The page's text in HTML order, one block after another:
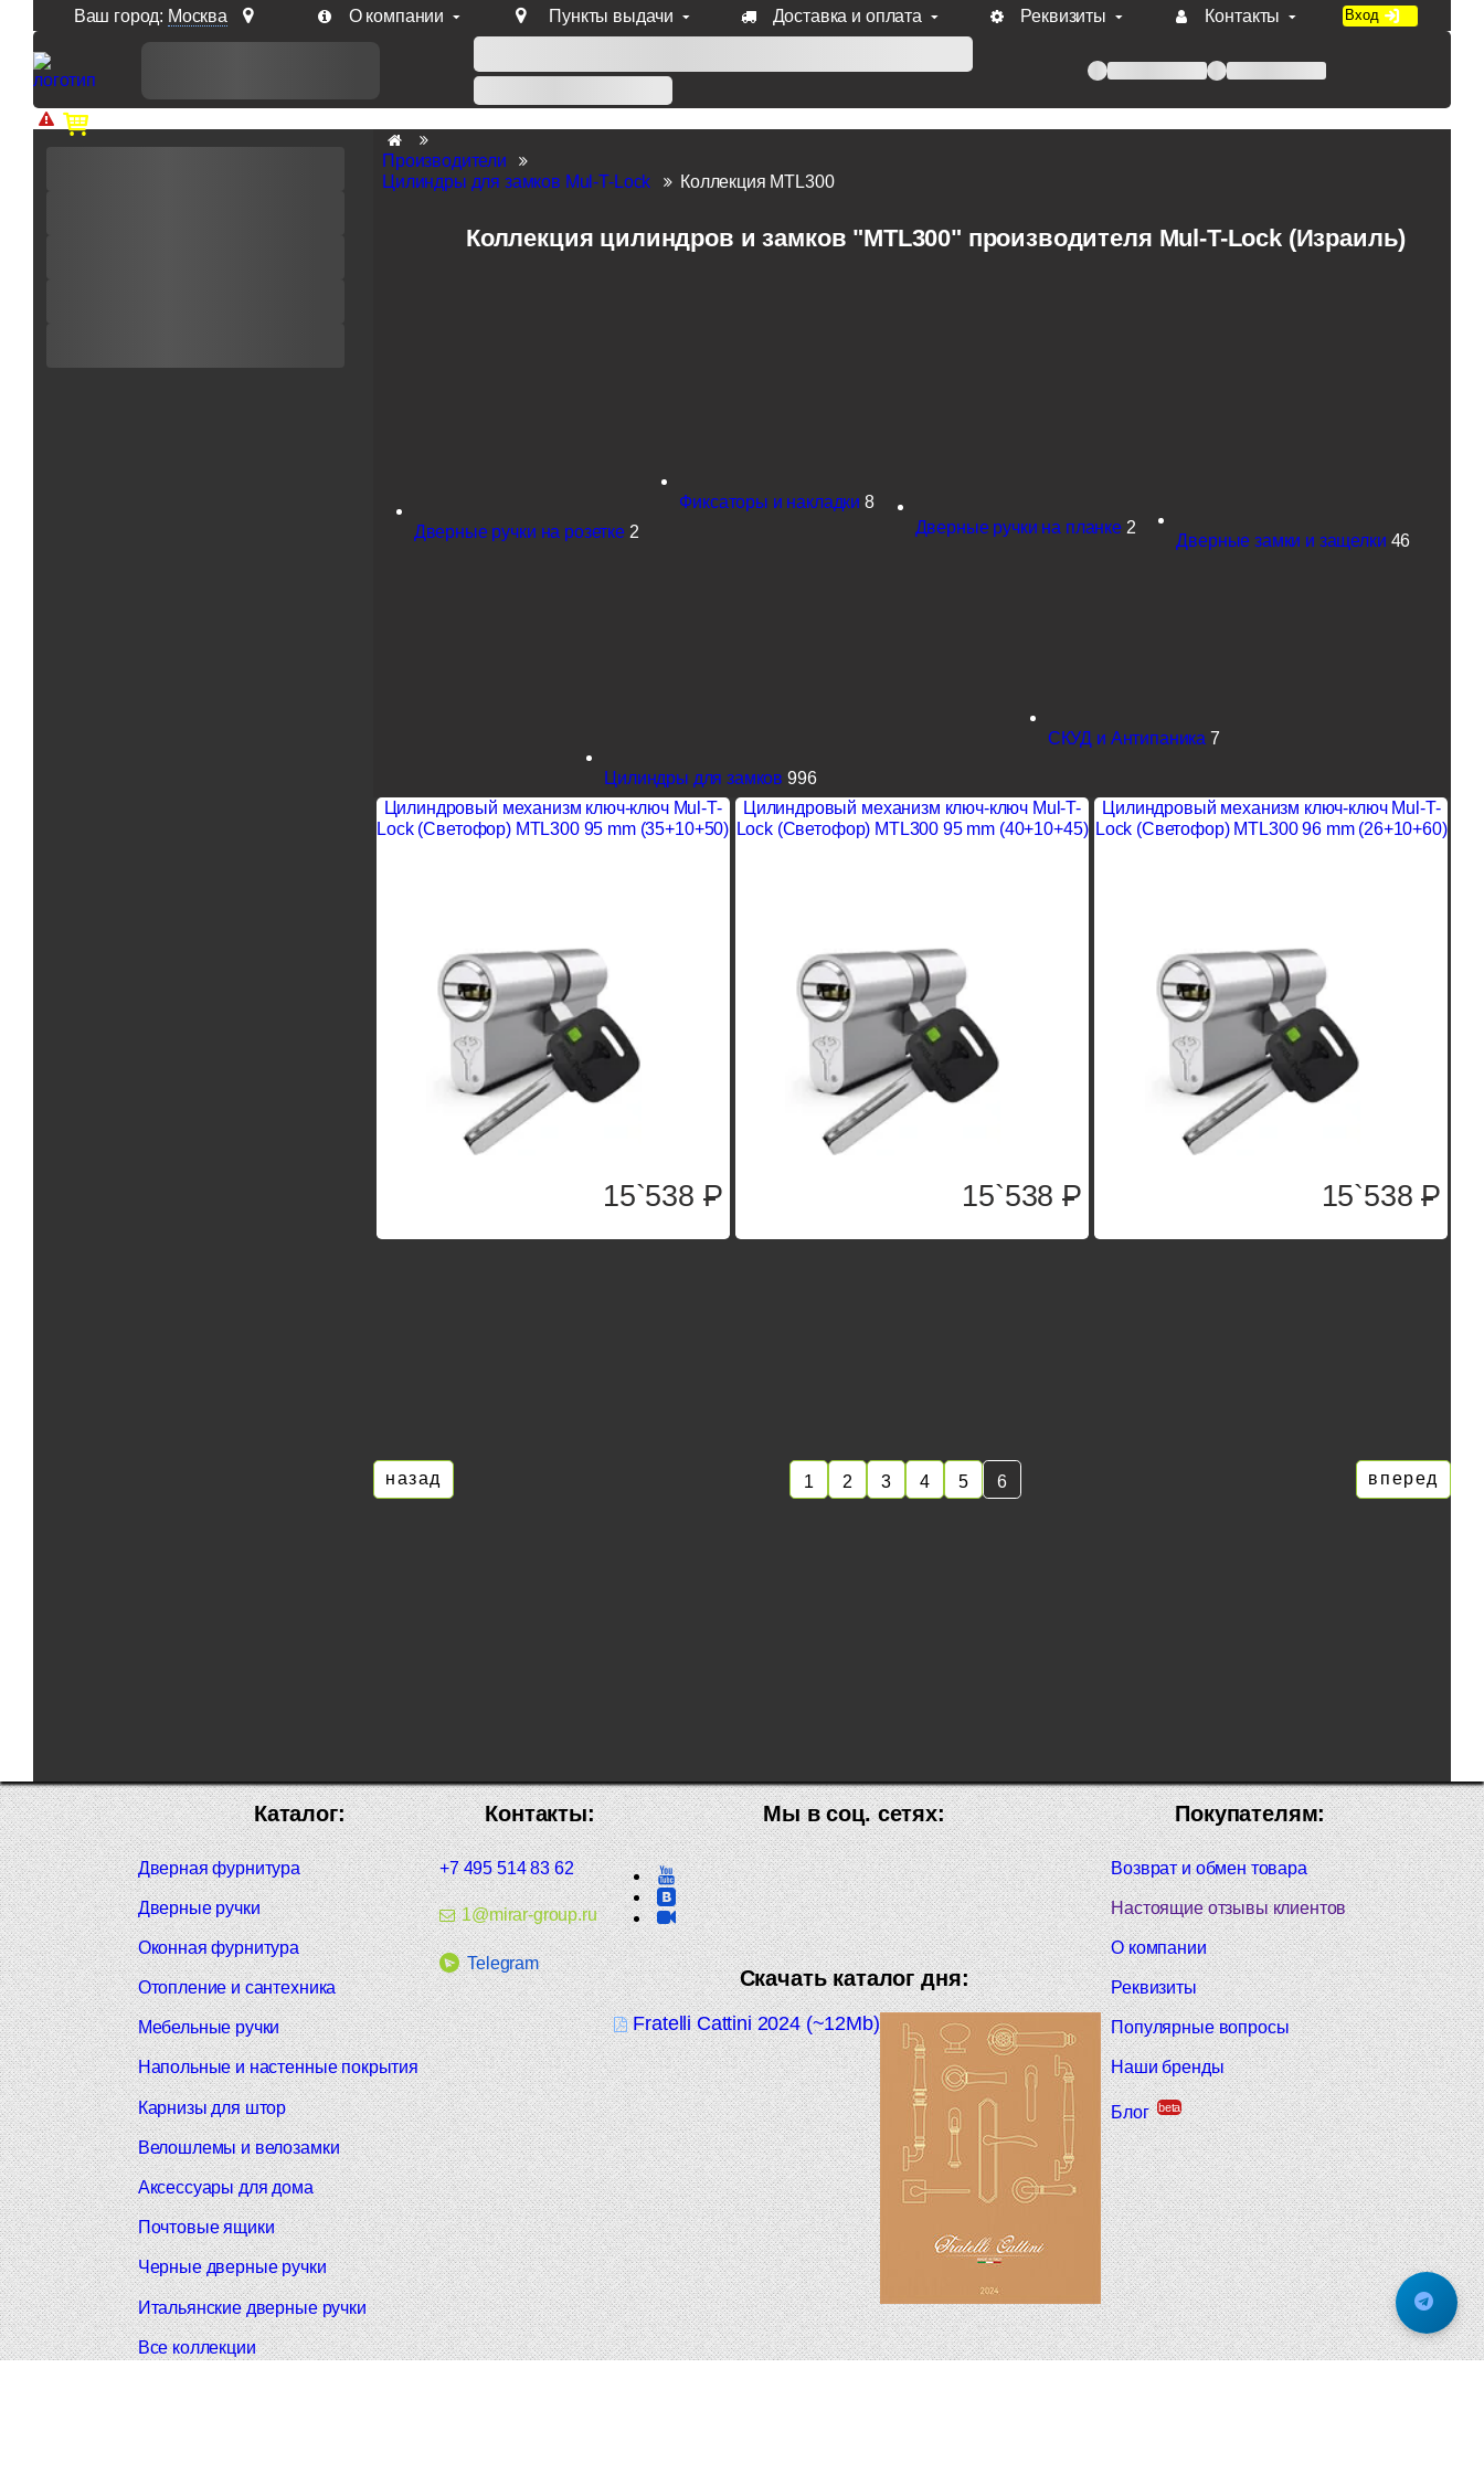
Ваш город: Москва О компании Пункты выдачи Доставка и оплата Реквизиты Контакты Вход
Доп. скидка от цен на сайте 7% при заказе от 50 тыс. руб продукции Venezia, Fratelli, Tupai, Extreza, Melodia, Forme при оплате по счету.
Производители
Цилиндры для замков Mul-T-Lock
Коллекция MTL300
Коллекция цилиндров и замков "MTL300" производителя Mul-T-Lock (Израиль)
Дверные ручки на розетке 2
Фиксаторы и накладки 8
Дверные ручки на планке 2
Дверные замки и защелки 46
Цилиндры для замков996
СКУД и Антипаника 7
Цилиндровый механизм ключ-ключ Mul-T-
Lock (Светофор) MTL300 95 mm (35+10+50)
15`538 P
Цилиндровый механизм ключ-ключ Mul-T-
Lock (Светофор) MTL300 95 mm (40+10+45)
15`538P
Цилиндровый механизм ключ-ключ Mul-T-
Lock (Светофор) MTL300 96 mm (26+10+60)
15`538P
назад 1 2 3 4 5 6 вперед
Покупателям:
Возврат и обмен товара
Настоящие отзывы клиентов
О компании
Реквизиты
Популярные вопросы
Наши бренды
Блог beta
Мы в соц. сетях:
Скачать каталог дня:
Fratelli Cattini 2024 (~12Mb)
Контакты:
+7 495 514 83 62
1@mirar-group.ru
Telegram
Каталог:
Дверная фурнитура
Дверные ручки
Оконная фурнитура
Отопление и сантехника
Мебельные ручки
Напольные и настенные покрытия
Карнизы для штор
Велошлемы и велозамки
Аксессуары для дома
Почтовые ящики
Черные дверные ручки
Итальянские дверные ручки
Все коллекции